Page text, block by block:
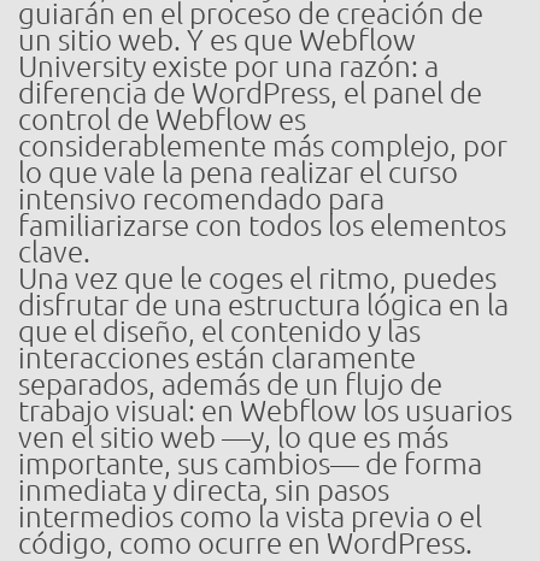
guiarán en el proceso de creación de
un sitio web. Y es que Webflow
University existe por una razón: a
diferencia de WordPress, el panel de
control de Webflow es
considerablemente más complejo, por
lo que vale la pena realizar el curso
intensivo recomendado para
familiarizarse con todos los elementos
clave.
Una vez que le coges el ritmo, puedes
disfrutar de una estructura lógica en la
que el diseño, el contenido y las
interacciones están claramente
separados, además de un flujo de
trabajo visual: en Webflow los usuarios
ven el sitio web —y, lo que es más
importante, sus cambios— de forma
inmediata y directa, sin pasos
intermedios como la vista previa o el
código, como ocurre en WordPress.